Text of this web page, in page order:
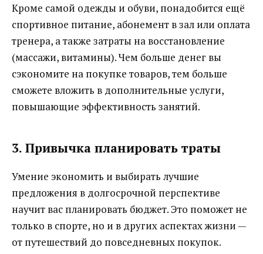
Кроме самой одежды и обуви, понадобится ещё
спортивное питание, абонемент в зал или оплата
тренера, а также затраты на восстановление
(массажи, витамины). Чем больше денег вы
сэкономите на покупке товаров, тем больше
сможете вложить в дополнительные услуги,
повышающие эффективность занятий.
3. Привычка планировать траты
Умение экономить и выбирать лучшие
предложения в долгосрочной перспективе
научит вас планировать бюджет. Это поможет не
только в спорте, но и в других аспектах жизни —
от путешествий до повседневных покупок.